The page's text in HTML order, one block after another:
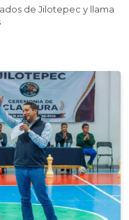
de Jilotepec y llama